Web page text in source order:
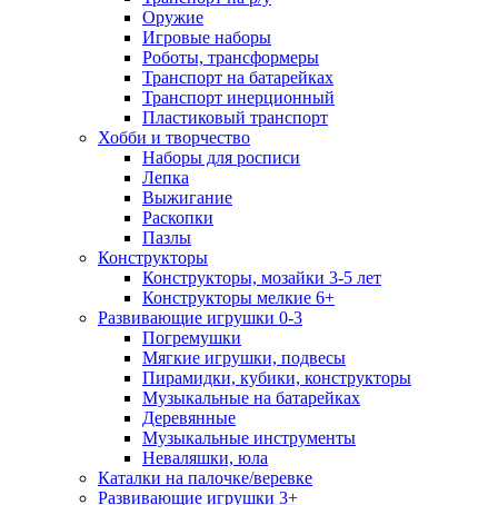
Оружие
Игровые наборы
Роботы, трансформеры
Транспорт на батарейках
Транспорт инерционный
Пластиковый транспорт
Хобби и творчество
Наборы для росписи
Лепка
Выжигание
Раскопки
Пазлы
Конструкторы
Конструкторы, мозайки 3-5 лет
Конструкторы мелкие 6+
Развивающие игрушки 0-3
Погремушки
Мягкие игрушки, подвесы
Пирамидки, кубики, конструкторы
Музыкальные на батарейках
Деревянные
Музыкальные инструменты
Неваляшки, юла
Каталки на палочке/веревке
Развивающие игрушки 3+